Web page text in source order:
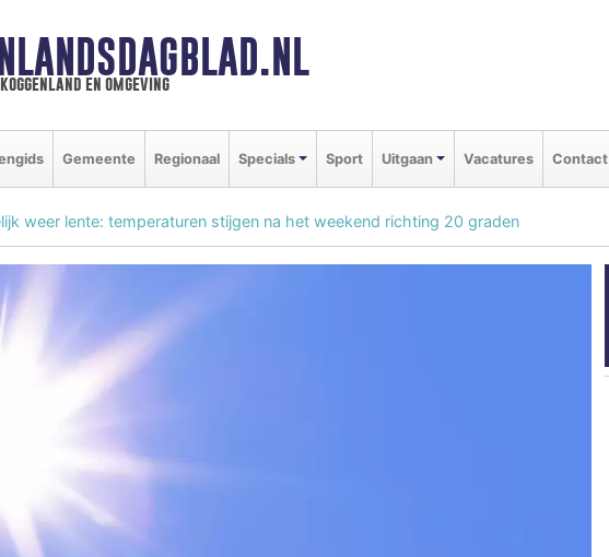
en omgeving
Gemeente Regionaal Specials Sport Uitgaan Vacatures Contact
weer lente: temperaturen stijgen na het weekend richting 20 graden